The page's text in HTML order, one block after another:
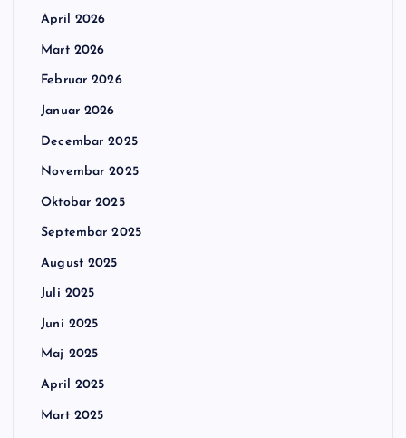
April 2026
Mart 2026
Februar 2026
Januar 2026
Decembar 2025
Novembar 2025
Oktobar 2025
Septembar 2025
August 2025
Juli 2025
Juni 2025
Maj 2025
April 2025
Mart 2025